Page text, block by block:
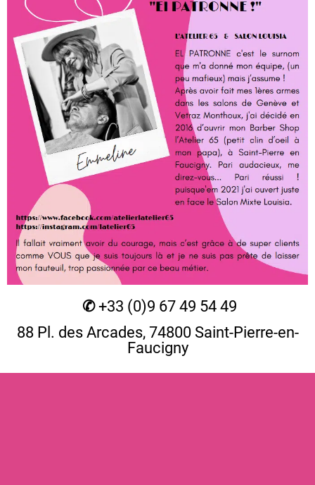
✆+33 (0)9 67 49 54 49
88 Pl. des Arcades, 74800 Saint-Pierre-en-
Faucigny